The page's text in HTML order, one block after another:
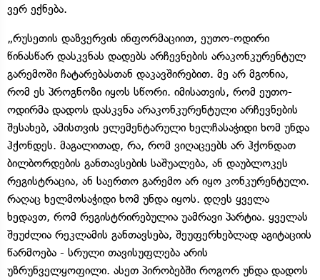
ვერ ექნება.
„რუსეთის დაზვერვის ინფორმაციით, ეუთო-ოდირი
წინასწარ დასკვნას დადებს არჩევნების არაკონკურენტულ
გარემოში ჩატარებასთან დაკავშირებით. მე არ მგონია,
რომ ეს პროგნოზი იყოს სწორი. იმისათვის, რომ ეუთო-
ოდირმა დადოს დასკვნა არაკონკურენტული არჩევნების
შესახებ, ამისთვის ელემენტარული ხელჩასაჭიდი ხომ უნდა
ჰქონდეს. მაგალითად, რა, რომ ვიღაცეებს არ ჰქონდათ
ბილბორდების განთავსების საშუალება, ან დაუბლოკეს
რეგისტრაცია, ან საერთო გარემო არ იყო კონკურენტული.
რაღაც ხელმოსაჭიდი ხომ უნდა იყოს. დღეს ყველა
ხედავთ, რომ რეგისტრირებულია უამრავი პარტია. ყველას
შეუძლია რეკლამის განთავსება, შეუფერხებლად აგიტაციის
წარმოება - სრული თავისუფლება არის
უზრუნველყოფილი. ასეთ პირობებში როგორ უნდა დადოს